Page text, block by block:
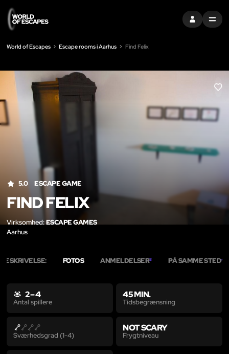
LOG INDMENU
World of Escapes Escape rooms i Aarhus Find Felix
LIKE
5.0 ESCAPE GAME
FIND FELIX
Virksomhed:ESCAPE GAMES
Aarhus
BESKRIVELSE: FOTOS ANMELDELSER3 PÅ SAMME STED4
2 – 4
Antal spillere
45 MIN.
Tidsbegrænsning
Sværhedsgrad (1-4)
NOT SCARY
Frygtniveau